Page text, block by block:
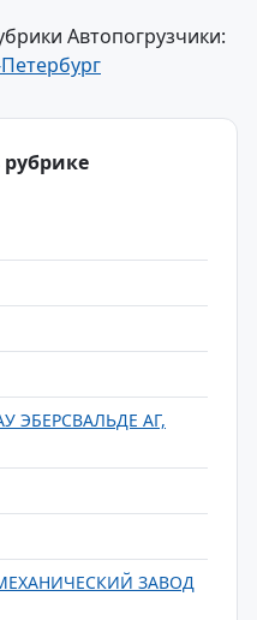
Автопогрузчики:
ЭБЕРСВАЛЬДЕ АГ,
ЗАВОД